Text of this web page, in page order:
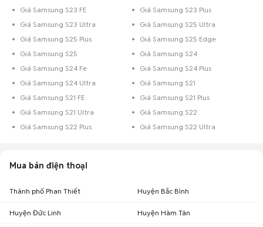
Giá Samsung S23 FE
Giá Samsung S23 Plus
Giá Samsung S23 Ultra
Giá Samsung S25 Ultra
Giá Samsung S25 Plus
Giá Samsung S25 Edge
Giá Samsung S25
Giá Samsung S24
Giá Samsung S24 Fe
Giá Samsung S24 Plus
Giá Samsung S24 Ultra
Giá Samsung S21
Giá Samsung S21 FE
Giá Samsung S21 Plus
Giá Samsung S21 Ultra
Giá Samsung S22
Giá Samsung S22 Plus
Giá Samsung S22 Ultra
Mua bán điện thoại
Thành phố Phan Thiết Huyện Bắc Bình
Huyện Đức Linh Huyện Hàm Tân